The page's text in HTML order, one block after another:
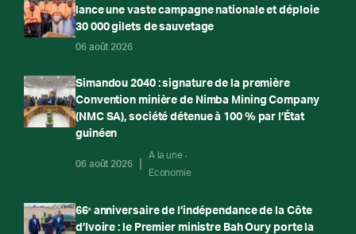
lance une vaste campagne nationale et déploie
30 000 gilets de sauvetage
06 août 2026
Simandou 2040 : signature de la première
Convention minière de Nimba Mining Company
(NMC SA), société détenue à 100 % par l’État
guinéen
06 août 2026
A la une
Economie
66ᵉ anniversaire de l’indépendance de la Côte
d’Ivoire : le Premier ministre Bah Oury porte la